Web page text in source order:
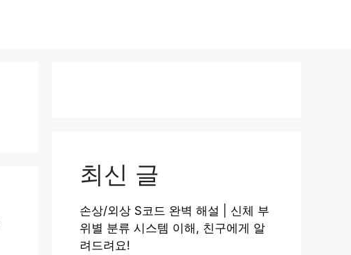
최신 글
손상/외상 S코드 완벽 해설 | 신체 부
위별 분류 시스템 이해, 친구에게 알
려드려요!